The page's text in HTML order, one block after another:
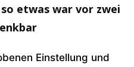
etwas war vor zwei
Einstellung und